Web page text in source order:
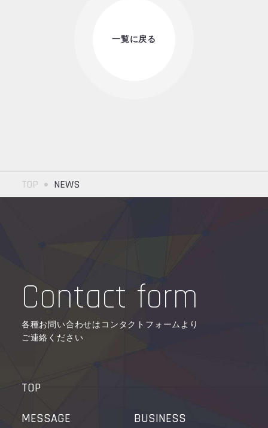
一覧に戻る
TOP NEWS
Contact form
各種お問い合わせはコンタクトフォームより
ご連絡ください
TOP
MESSAGE
BUSINESS